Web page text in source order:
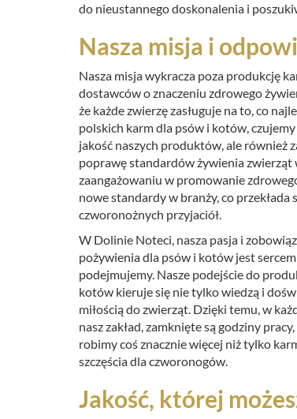
do nieustannego doskonalenia i
Nasza misja i
Nasza misja wykracza poza produkcję
dostawców o znaczeniu zdrowego
że każde zwierzę zasługuje na to, co
polskich karm dla psów i kotów,
jakość naszych produktów, ale również
poprawę standardów żywienia zwierząt
zaangażowaniu w promowanie
nowe standardy w branży, co przekłada
czworonożnych przyjaciół.
W Dolinie Noteci, nasza pasja i
pożywienia dla psów i kotów jest
podejmujemy. Nasze podejście do
kotów kieruje się nie tylko wiedzą i
miłością do zwierząt. Dzięki temu, w
nasz zakład, zamknięte są godziny
robimy coś znacznie więcej niż tylko
szczęścia dla czworonogów.
Jakość, której